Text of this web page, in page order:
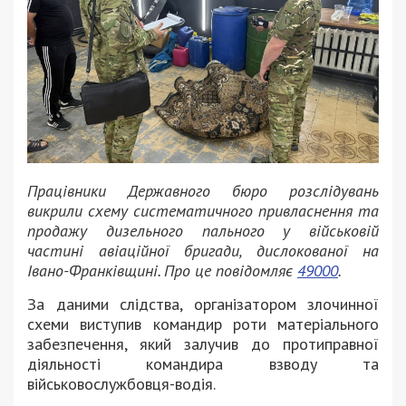
Працівники Державного бюро розслідувань
викрили схему систематичного привласнення та
продажу дизельного пального у військовій
частині авіаційної бригади, дислокованої на
Івано-Франківщині. Про це повідомляє 49000.
За даними слідства, організатором злочинної
схеми виступив командир роти матеріального
забезпечення, який залучив до протиправної
діяльності командира взводу та
військовослужбовця-водія.